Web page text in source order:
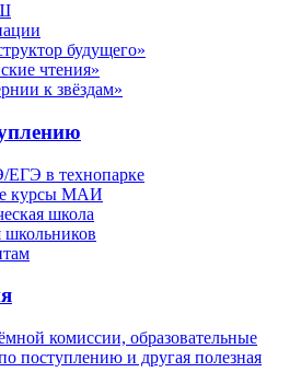
будущего»
чтения»
к звёздам»
ЕГЭ в технопарке
курсы МАИ
школа
комиссии, образовательные
поступлению и другая полезная